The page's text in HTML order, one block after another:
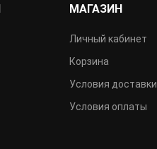
МАГАЗИН
Личный кабинет
Корзина
Условия доставки
Условия оплаты